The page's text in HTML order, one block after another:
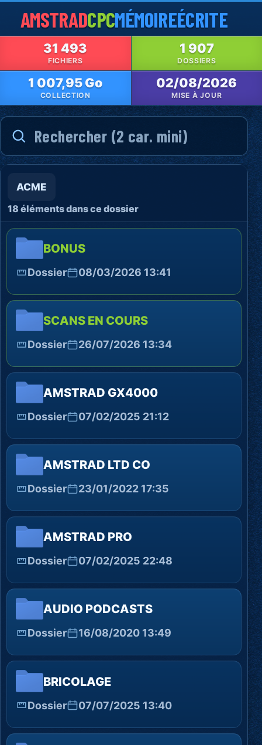
AMSTRADCPCMÉMOIREÉCRITE
31 493
FICHIERS
1 907
DOSSIERS
1 007,95 Go
COLLECTION
02/08/2026
MISE À JOUR
ACME
18 éléments dans ce dossier
BONUS
Dossier 08/03/2026 13:41
SCANS EN COURS
Dossier 26/07/2026 13:34
AMSTRAD GX4000
Dossier 07/02/2025 21:12
AMSTRAD LTD CO
Dossier 23/01/2022 17:35
AMSTRAD PRO
Dossier 07/02/2025 22:48
AUDIO PODCASTS
Dossier 16/08/2020 13:49
BRICOLAGE
Dossier 07/07/2025 13:40